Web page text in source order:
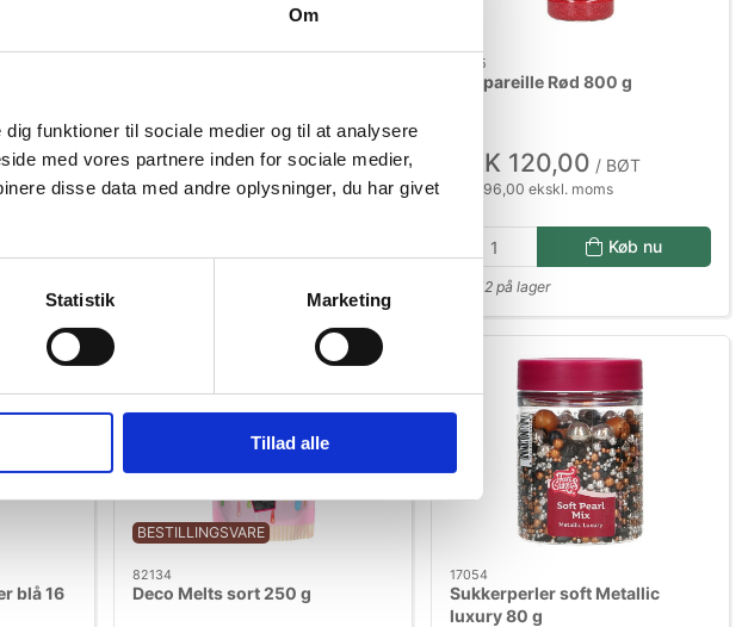
Om
funktioner til sociale medier og til at analysere
med vores partnere inden for sociale medier,
disse data med andre oplysninger, du har givet
Statistik Marketing
Tillad alle
DKK 27,00 / STK
DKK 21,60 ekskl. moms
11435
Nonpareille Rød 800 g
DKK 120,00 / BØT
DKK 96,00 ekskl. moms
Køb nu
7,2 på lager
blå 16
BESTILLINGSVARE
82134
Deco Melts sort 250 g
17054
Sukkerperler soft Metallic
luxury 80 g